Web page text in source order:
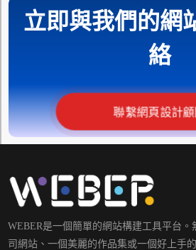
立即與我們的網
絡
聯繫網頁設計
WEBER是一個簡單的網站構建工具平台
司網站、一個美麗的作品集或一個好上手